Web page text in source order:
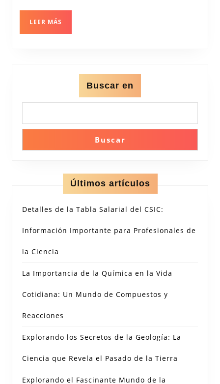
LEER MÁS
Buscar en
Buscar
Últimos artículos
Detalles de la Tabla Salarial del CSIC:
Información Importante para Profesionales de
la Ciencia
La Importancia de la Química en la Vida
Cotidiana: Un Mundo de Compuestos y
Reacciones
Explorando los Secretos de la Geología: La
Ciencia que Revela el Pasado de la Tierra
Explorando el Fascinante Mundo de la